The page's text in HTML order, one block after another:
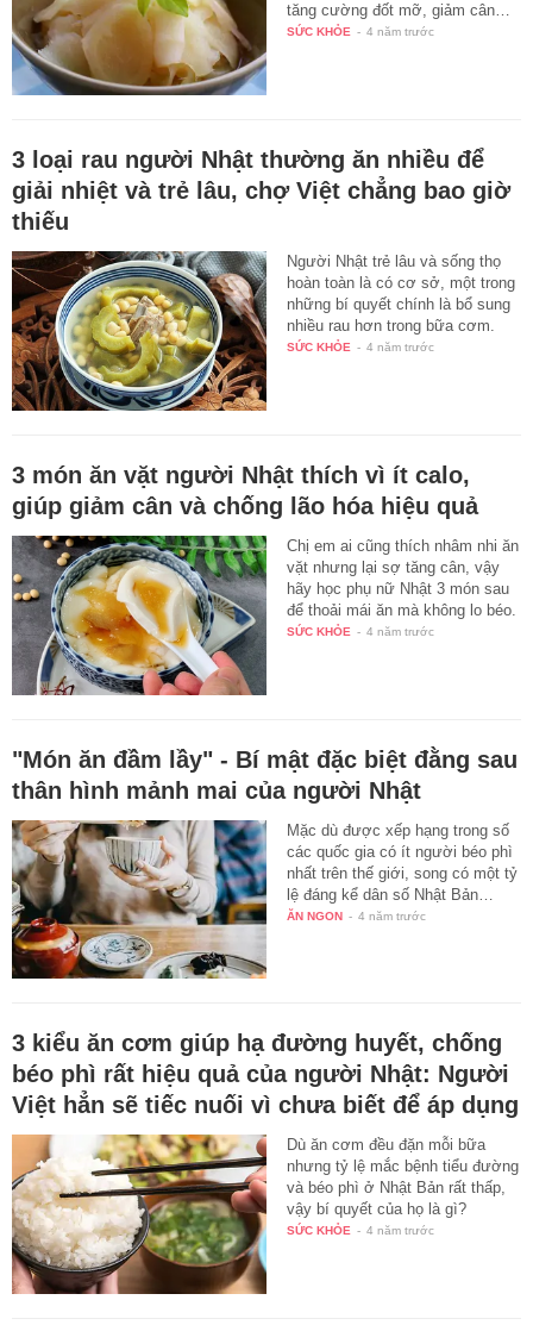
tăng cường đốt mỡ, giảm cân…
SỨC KHỎE - 4 năm trước
3 loại rau người Nhật thường ăn nhiều để
giải nhiệt và trẻ lâu, chợ Việt chẳng bao giờ
thiếu
Người Nhật trẻ lâu và sống thọ
hoàn toàn là có cơ sở, một trong
những bí quyết chính là bổ sung
nhiều rau hơn trong bữa cơm.
SỨC KHỎE - 4 năm trước
3 món ăn vặt người Nhật thích vì ít calo,
giúp giảm cân và chống lão hóa hiệu quả
Chị em ai cũng thích nhâm nhi ăn
vặt nhưng lại sợ tăng cân, vậy
hãy học phụ nữ Nhật 3 món sau
để thoải mái ăn mà không lo béo.
SỨC KHỎE - 4 năm trước
"Món ăn đầm lầy" - Bí mật đặc biệt đằng sau
thân hình mảnh mai của người Nhật
Mặc dù được xếp hạng trong số
các quốc gia có ít người béo phì
nhất trên thế giới, song có một tỷ
lệ đáng kể dân số Nhật Bản…
ĂN NGON - 4 năm trước
3 kiểu ăn cơm giúp hạ đường huyết, chống
béo phì rất hiệu quả của người Nhật: Người
Việt hẳn sẽ tiếc nuối vì chưa biết để áp dụng
Dù ăn cơm đều đặn mỗi bữa
nhưng tỷ lệ mắc bệnh tiểu đường
và béo phì ở Nhật Bản rất thấp,
vậy bí quyết của họ là gì?
SỨC KHỎE - 4 năm trước